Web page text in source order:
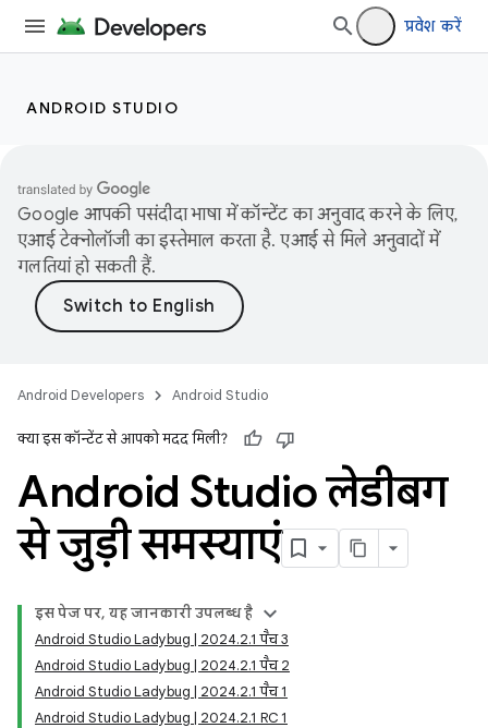
प्रवेश करें
ANDROID STUDIO
Google आपकी पसंदीदा भाषा में कॉन्टेंट का अनुवाद करने के लिए,
एआई टेक्नोलॉजी का इस्तेमाल करता है. एआई से मिले अनुवादों में
गलतियां हो सकती हैं.
Android Developers Android Studio
क्या इस कॉन्टेंट से आपको मदद मिली?
Android Studio लेडीबग
से जुड़ी समस्याएं
इस पेज पर, यह जानकारी उपलब्ध है
Android Studio Ladybug | 2024.2.1 पैच 3
Android Studio Ladybug | 2024.2.1 पैच 2
Android Studio Ladybug | 2024.2.1 पैच 1
Android Studio Ladybug | 2024.2.1 RC 1